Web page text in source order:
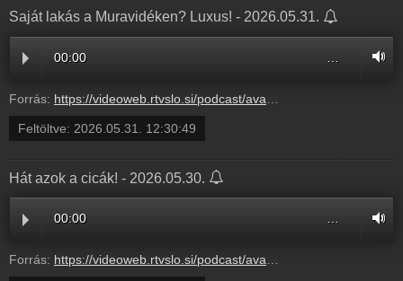
Saját lakás a Muravidéken? Luxus! - 2026.05.31.
00:00
Forrás: https://videoweb.rtvslo.si/podcast/ava_archive11/2026/05/31/Sajtla311608.mp3
Feltöltve: 2026.05.31. 12:30:49
Hát azok a cicák! - 2026.05.30.
00:00 …
Forrás: https://videoweb.rtvslo.si/podcast/ava_archive11/2026/05/30/Htazok311499.mp3